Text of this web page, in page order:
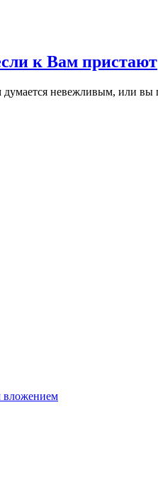
к Вам пристают
невежливым, или
вложением